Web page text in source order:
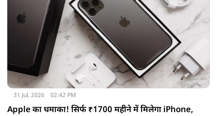
31 Jul, 2026 02:42 PM
Apple का धमाका! सिर्फ ₹1700 महीने में मिलेगा iPhone,